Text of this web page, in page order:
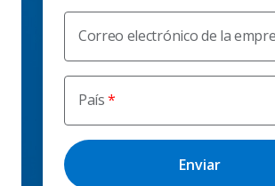
Correo electrónico de la
País